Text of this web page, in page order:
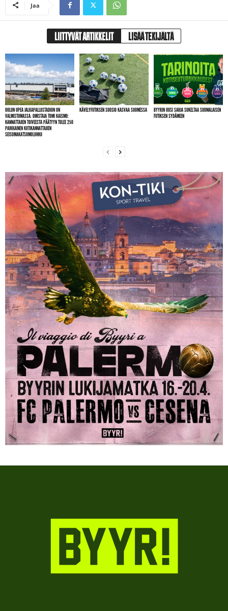
Jaa
LIITTYVÄT ARTIKKELIT LISÄÄ TEKIJÄLTÄ
OULUN UPEA JALKAPALLOSTADION ON
VALMISTUMASSA. OMISTAJA TOMI KAISMO:
KANNATTAJIEN TOIVEESTA PÄÄTYYN TULEE 250
PAIKKAINEN KOTIKANNATTAJIEN
SEISOMAKATSOMOLOHKO
KÄVELYFUTIKSEN SUOSIO KASVAA SUOMESSA
BYYRIN UUSI SARJA SUKELTAA SUOMALAISEN
FUTIKSEN SYDÄMEEN